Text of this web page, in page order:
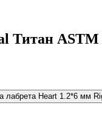
Титан ASTM
№